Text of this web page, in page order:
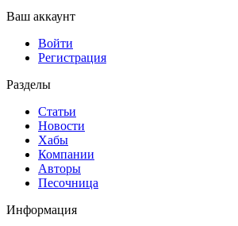
Ваш аккаунт
Войти
Регистрация
Разделы
Статьи
Новости
Хабы
Компании
Авторы
Песочница
Информация